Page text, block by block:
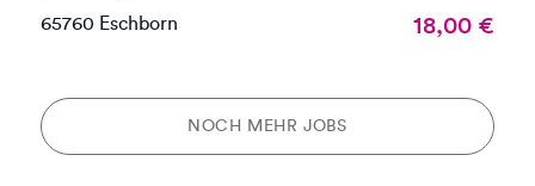
65760 Eschborn 18,00 €
NOCH MEHR JOBS